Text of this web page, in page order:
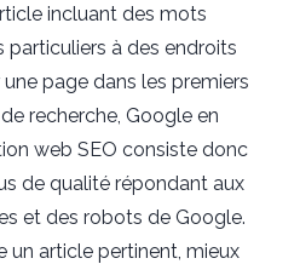
incluant des mots
à des endroits
page dans les premiers
recherche, Google en
web SEO consiste donc
de qualité répondant aux
et des robots de Google.
un article pertinent, mieux